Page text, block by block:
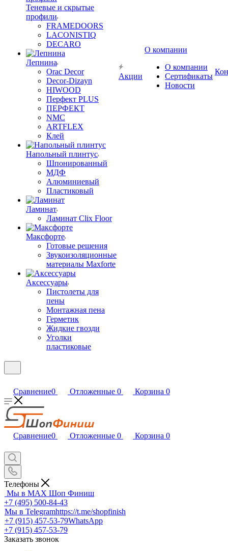
Теневые и скрытые
профили
FRAMEDOORS
LACONISTIQ
DECARO
Лепнина
Orac Decor
Decor-Dizayn
HIWOOD
Перфект PLUS
ПЕРФЕКТ
NMC
ARTFLEX
Клей
Напольный плинтус
Шпонированный
МДФ
Алюминиевый
Пластиковый
Ламинат
Ламинат Clix Floor
Максфорте
Готовые решения
Звукоизоляционные
материалы Maxforte
Аксессуары
Пистолеты для
пены
Монтажная пена
Герметик
Жидкие гвозди
Уголки
пластиковые
Акции
О компании
О компании
Сертификаты
Новости
Сравнение0 Отложенные 0 Корзина 0
Сравнение0 Отложенные 0 Корзина 0
Телефоны
Мы в MAX Шоп Финиш
+7 (495) 500-84-43
Мы в Telegramhttps://t.me/shopfinish
+7 (915) 457-53-79WhatsApp
+7 (915) 457-53-79
Заказать звонок